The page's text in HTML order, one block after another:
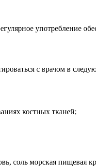
употребление
с врачом в
костных тканей;
соль морская пищевая